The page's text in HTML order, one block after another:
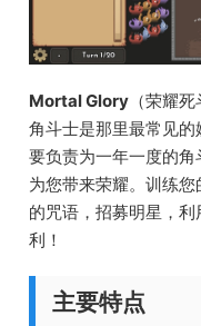
Mortal Glory （荣耀
角斗士是那里最常见
要负责为一年一度的
为您带来荣耀。训练
的咒语，招募明星，
利！
主要特点